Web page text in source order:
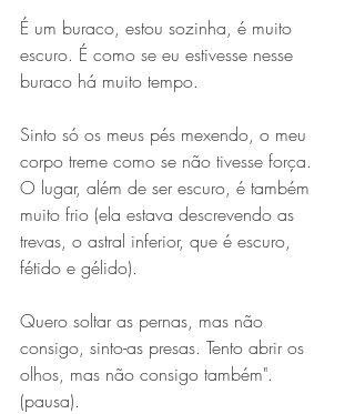
É um buraco, estou sozinha, é muito
escuro. É como se eu estivesse nesse
buraco há muito tempo.
Sinto só os meus pés mexendo, o meu
corpo treme como se não tivesse força.
O lugar, além de ser escuro, é também
muito frio (ela estava descrevendo as
trevas, o astral inferior, que é escuro,
fétido e gélido).
Quero soltar as pernas, mas não
consigo, sinto-as presas. Tento abrir os
olhos, mas não consigo também".
(pausa).